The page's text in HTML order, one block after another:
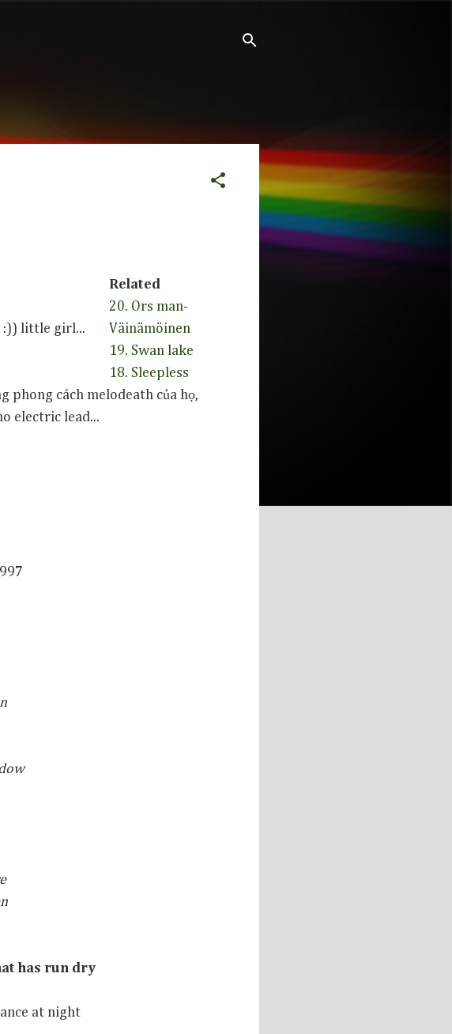
Related
20. Ors man-
Väinämöinen
19. Swan lake
18. Sleepless
:)) little girl...
phong cách melodeath của họ,
electric lead...
has run dry
at night